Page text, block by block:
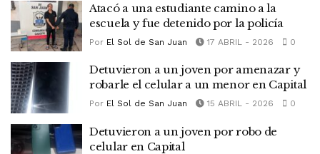
Atacó a una estudiante camino a la
escuela y fue detenido por la policía
Por El Sol de San Juan 17 ABRIL - 2026 0
Detuvieron a un joven por amenazar y
robarle el celular a un menor en Capital
Por El Sol de San Juan 15 ABRIL - 2026 0
Detuvieron a un joven por robo de
celular en Capital